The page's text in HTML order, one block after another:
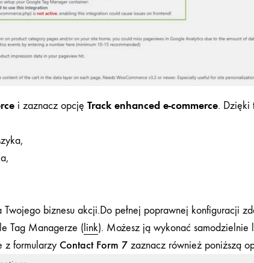
i zaznacz opcję Track enhanced e-commerce. Dzięki
biznesu akcji.Do pełnej poprawnej konfiguracji
Tag Managerze ( link). Możesz ją wykonać
z formularzy Contact Form 7 zaznacz również poniższą